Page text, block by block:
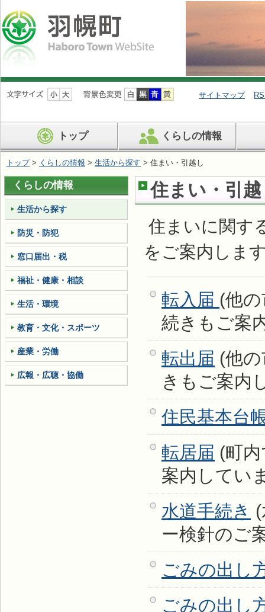
ナ
ビ
ン
を
ば
す
サイトマップ
トップ くらしの情報
トップ> くらしの情報 > 生活から探す > 住まい・引越し
住まい・引
住まいに関す
をご案内しま
転入届 (他
続きもご案
転出届 (他
きもご案内
住民基本台
転居届 (町
案内してい
水道手続き
ー検針のご
ごみの出し
ごみの出し
くらしの情報
生活から探す
防災・防犯
窓口届出・税
福祉・健康・相談
生活・環境
教育・文化・スポーツ
産業・労働
広報・広聴・協働